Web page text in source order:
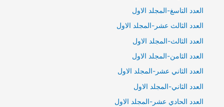
العدد التاسغ-المجلد الاول
العدد الثالث عشر-المجلد الاول
العدد الثالث-المجلد الاول
العدد الثامن-المجلد الاول
العدد الثاني عشر-المجلد الاول
العدد الثاني-المجلد الاول
العدد الحادي عشر-المجلد الاول